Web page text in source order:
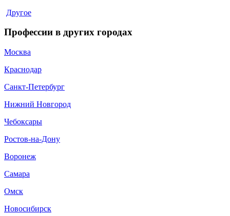
Другое
Профессии в других городах
Москва
Краснодар
Санкт-Петербург
Нижний Новгород
Чебоксары
Ростов-на-Дону
Воронеж
Самара
Омск
Новосибирск